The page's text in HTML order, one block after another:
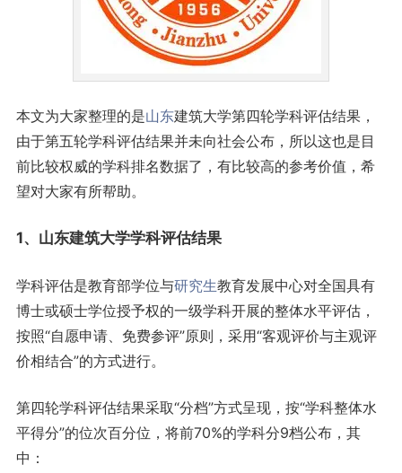
本文为大家整理的是山东建筑大学第四轮学科评估结果，
由于第五轮学科评估结果并未向社会公布，所以这也是目
前比较权威的学科排名数据了，有比较高的参考价值，希
望对大家有所帮助。
1、山东建筑大学学科评估结果
学科评估是教育部学位与研究生教育发展中心对全国具有
博士或硕士学位授予权的一级学科开展的整体水平评估，
按照“自愿申请、免费参评”原则，采用“客观评价与主观评
价相结合”的方式进行。
第四轮学科评估结果采取“分档”方式呈现，按“学科整体水
平得分”的位次百分位，将前70%的学科分9档公布，其
中：